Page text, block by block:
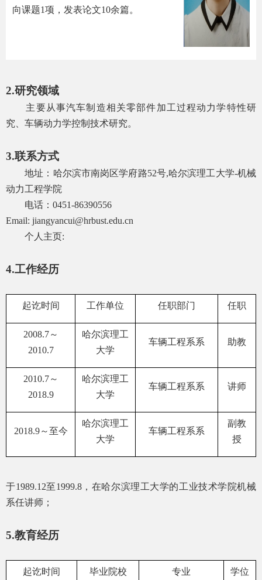
向课题1项，发表论文10余篇。
2.研究领域
主要从事汽车制造相关零部件加工过程动力学特性研
究、车辆动力学控制技术研究。
3.联系方式
地址：哈尔滨市南岗区学府路52号,哈尔滨理工大学-机械
动力工程学院
电话： 0451-86390556
Email: jiangyancui@hrbust.edu.cn
个人主页 :
4.工作经历
起讫时间 工作单位 任职部门 任职
2008.7～
2010.7
哈尔滨理工
大学
车辆工程系系 助教
2010.7～
2018.9
哈尔滨理工
大学
车辆工程系系 讲师
2018.9～至今
哈尔滨理工
大学
车辆工程系系
副教
授
于1989.12至 1999.8，在哈尔滨理工大学的工业技术学院机械
系任讲师；
5.教育经历
起讫时间 毕业院校 专业 学位